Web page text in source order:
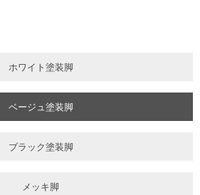
ホワイト塗装脚
ベージュ塗装脚
ブラック塗装脚
メッキ脚